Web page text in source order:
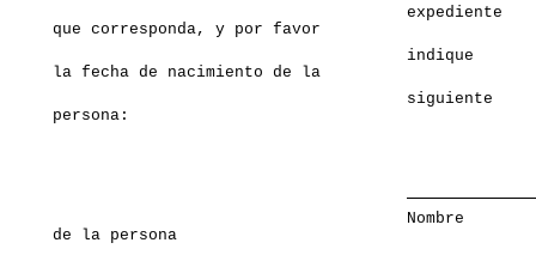
expediente
que corresponda, y por favor
indique
la fecha de nacimiento de la
siguiente
persona:
Nombre
de la persona